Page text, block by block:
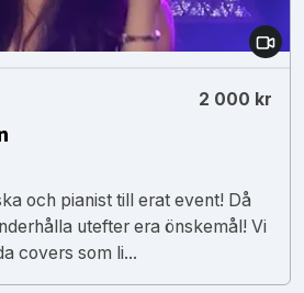
2 000 kr
och pianist till erat event! Då
utefter era önskemål! Vi
covers som li...